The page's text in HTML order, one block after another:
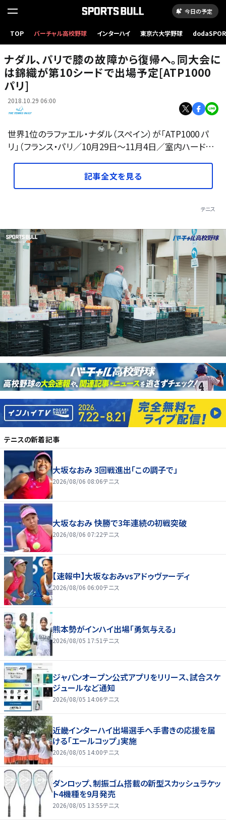
今日の予定
TOP バーチャル高校野球 インターハイ 東京六大学野球
「ATP1000 パリ」に出場予定のナダル
ナダル、パリで膝の故障から復帰へ。同大会に
は錦織が第10シードで出場予定[ATP1000
パリ]
2018.10.29 06:00
世界1位のラファエル・ナダル（スペイン）が「ATP1000 パ
リ」（フランス・パリ／10月29日～11月4日／室内ハード…
記事全文を見る
テニス
テニスの新着記事
大坂なおみ 3回戦進出「この調子で」
2026/08/06 08:06テニス
大坂なおみ 快勝で3年連続の初戦突破
2026/08/06 07:22テニス
【速報中】大坂なおみvsアドゥヴァーディ
2026/08/06 06:00テニス
熊本勢がインハイ出場「勇気与える」
2026/08/05 17:51テニス
ジャパンオープン公式アプリをリリース、試合スケ
ジュールなど通知
2026/08/05 14:06テニス
近畿インターハイ出場選手へ手書きの応援を届
ける「エールコップ」実施
2026/08/05 14:00テニス
ダンロップ、制振ゴム搭載の新型スカッシュラケッ
ト4機種を9月発売
2026/08/05 13:55テニス